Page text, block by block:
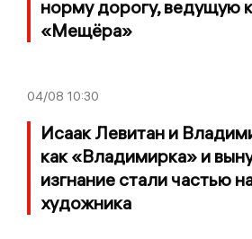
норму дорогу, ведущую
«Мещёра»
04/08 10:30
Исаак Левитан и
как «Владимирка» и
изгнание стали частью
художника